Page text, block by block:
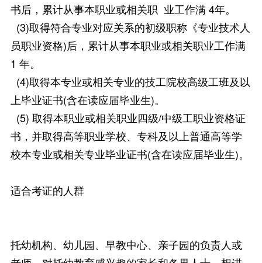
书后，累计从事本职业或相关职 业工作满 4年。
(3)取得符合专业对应关系的初级职称《专业技术人
员职业资格)后，累计从事本职业或相关职业工作满
1 年。
(4)取得本专业或相关专业的技工院校高级工班及以
上毕业证书(含在读应届毕业生)。
(5) 取得本职业或相关职业四级/中级工职业资格证
书，并取得高等职业学校、专科及以上普通高等学
校本专业或相关专业毕业证书(含在读应届毕业生)。
适合考证的人群
托幼机构、幼儿园、早教中心、亲子园的负责人或